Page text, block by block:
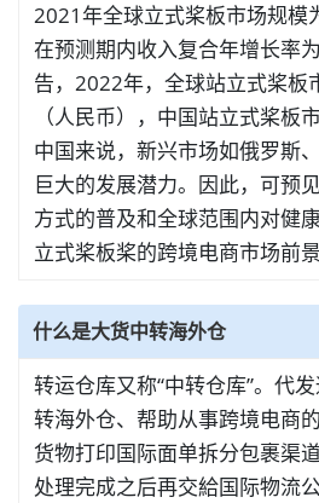
2021年全球立式桨板市场规模
在预测期内收入复合年增长率
告，2022年，全球站立式桨板
（人民币），中国站立式桨板
中国来说，新兴市场如俄罗斯
巨大的发展潜力。因此，可预
方式的普及和全球范围内对健
立式桨板桨的跨境电商市场前景
什么是大货中转海外仓
转运仓库又称“中转仓库”。代
转海外仓、帮助从事跨境电商
货物打印国际面单拆分包裹渠
处理完成之后再交給国际物流